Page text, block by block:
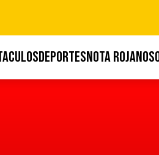
DEPORTESNOTA ROJA